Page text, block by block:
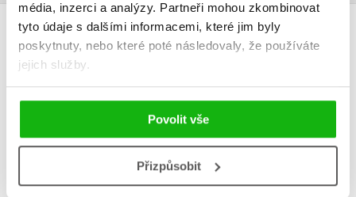
média, inzerci a analýzy. Partneři mohou zkombinovat
tyto údaje s dalšími informacemi, které jim byly
poskytnuty, nebo které poté následovaly, že používáte
jejich služby.
Povolit vše
Přizpůsobit
HODNOCENÍ ČTENÁŘŮ
Uživatelskou recenzi mohou vkládat pouze registrovaní uživatelé
Přihlásit